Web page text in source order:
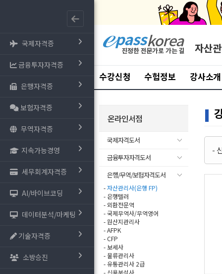
국제자격증
금융투자자격증
은행자격증
보험자격증
무역자격증
지속가능경영
세무회계자격증
AI/바이브코딩
데이터분석/마케팅
기술자격증
소방승진
자산
수강신청 수험정보 강사소개
온라인서점
국제자격도서
금융투자자격도서
은행/무역/보험자격도서
-자산관리사(은행 FP)
- 은행텔러
- 외환전문역
- 국제무역사/무역영어
- 원산지관리사
- AFPK
- CFP
- 보세사
- 물류관리사
- 유통관리사 2급
- 신용분석사
-